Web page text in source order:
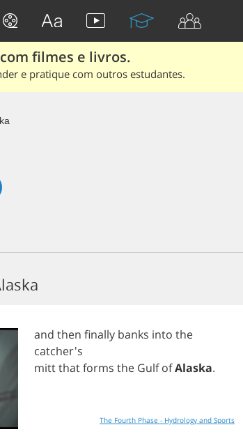
filmes e livros.
e pratique com outros estudantes.
and then finally banks into the
catcher's
mittthatforms the Gulf ofAlaska.
The Fourth Phase - Hydrology and Sports